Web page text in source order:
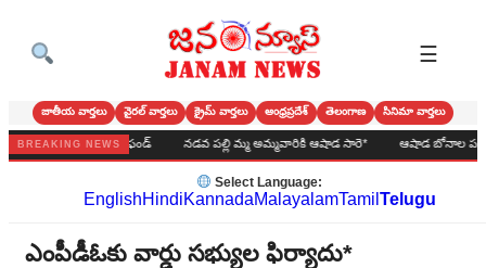
☰
జాతీయ వార్తలు వైరల్ వార్తలు క్రైమ్ వార్తలు ఆంధ్రప్రదేశ్ తెలంగాణ సినిమా వార్తలు
BREAKING NEWS
సీఎం రిలీఫ్ ఫండ్ నడవ పల్లి మ్మ అమ్మవారికి ఆషాడ సారె* ఆషాడ బోనాల పండుగ
Select Language:
EnglishHindiKannadaMalayalamTamil Telugu
ఎంపీడీఓకు వార్డు సభ్యుల ఫిర్యాదు*